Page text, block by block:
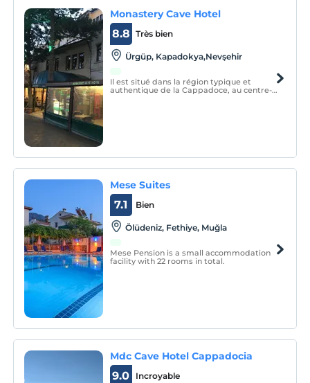
Monastery Cave Hotel
Très bien
8.8
Ürgüp, Kapadokya,Nevşehir
Il est situé dans la région typique et
authentique de la Cappadoce, au centre-
Mese Suites
Bien
7.1
Ölüdeniz, Fethiye, Muğla
Mese Pension is a small accommodation
facility with 22 rooms in total.
Mdc Cave Hotel Cappadocia
Incroyable
9.0